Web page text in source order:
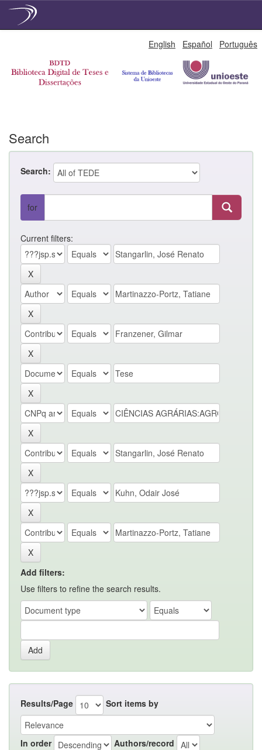
English Español Português
Search
Search:
for
Current filters:
Add filters:
Use filters to refine the search results.
Results/Page Sort items by
In order Authors/record